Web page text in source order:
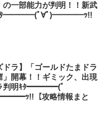
の一部能力が判明！！新武
ﾀ━━━━(ﾟ∀ﾟ)━━━━ｯ!!
ドラ】「ゴールドたまドラ
」開幕！！ギミック、出現
判明ｷﾀ━━━━(ﾟ
ｯ!!【攻略情報まと